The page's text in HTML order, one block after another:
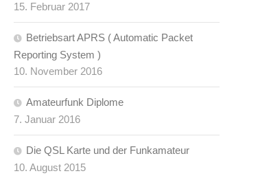
15. Februar 2017
Betriebsart APRS ( Automatic Packet
Reporting System )
10. November 2016
Amateurfunk Diplome
7. Januar 2016
Die QSL Karte und der Funkamateur
10. August 2015